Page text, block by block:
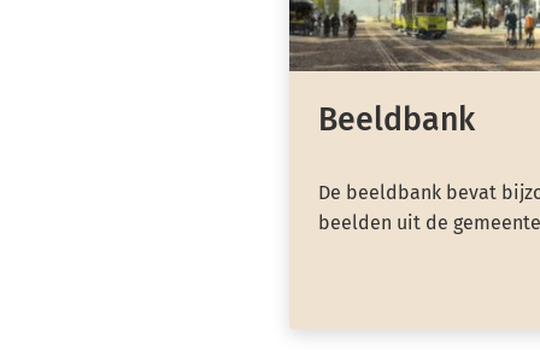
Beeldbank
De beeldbank bevat
beelden uit de